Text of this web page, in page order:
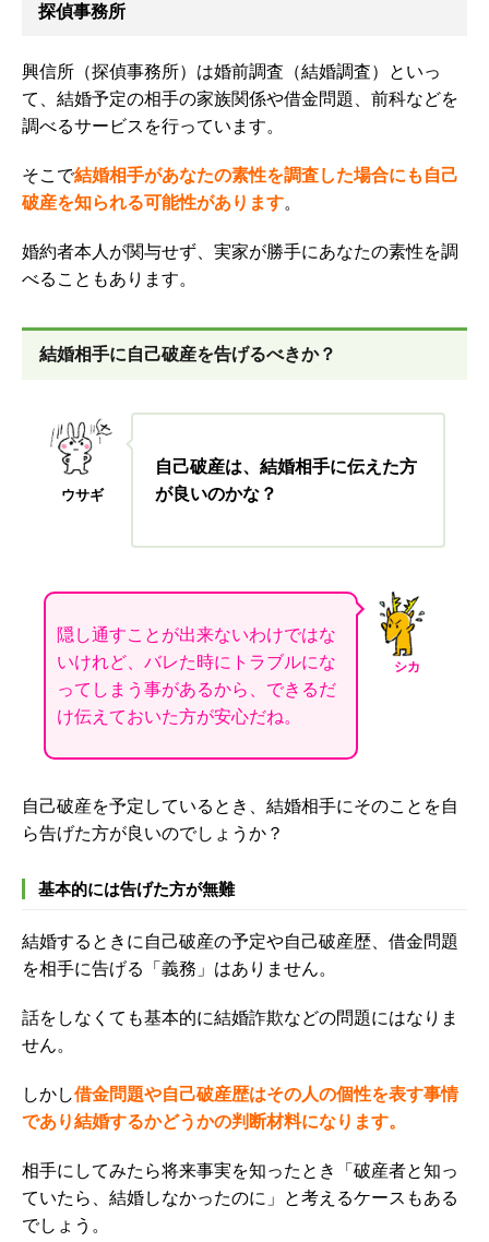
探偵事務所
興信所（探偵事務所）は婚前調査（結婚調査）といっ
て、結婚予定の相手の家族関係や借金問題、前科などを
調べるサービスを行っています。
そこで結婚相手があなたの素性を調査した場合にも自己
破産を知られる可能性があります。
婚約者本人が関与せず、実家が勝手にあなたの素性を調
べることもあります。
結婚相手に自己破産を告げるべきか？
ウサギ
自己破産は、結婚相手に伝えた方
が良いのかな？
シカ
隠し通すことが出来ないわけではな
いけれど、バレた時にトラブルにな
ってしまう事があるから、できるだ
け伝えておいた方が安心だね。
自己破産を予定しているとき、結婚相手にそのことを自
ら告げた方が良いのでしょうか？
基本的には告げた方が無難
結婚するときに自己破産の予定や自己破産歴、借金問題
を相手に告げる「義務」はありません。
話をしなくても基本的に結婚詐欺などの問題にはなりま
せん。
しかし借金問題や自己破産歴はその人の個性を表す事情
であり結婚するかどうかの判断材料になります。
相手にしてみたら将来事実を知ったとき「破産者と知っ
ていたら、結婚しなかったのに」と考えるケースもある
でしょう。